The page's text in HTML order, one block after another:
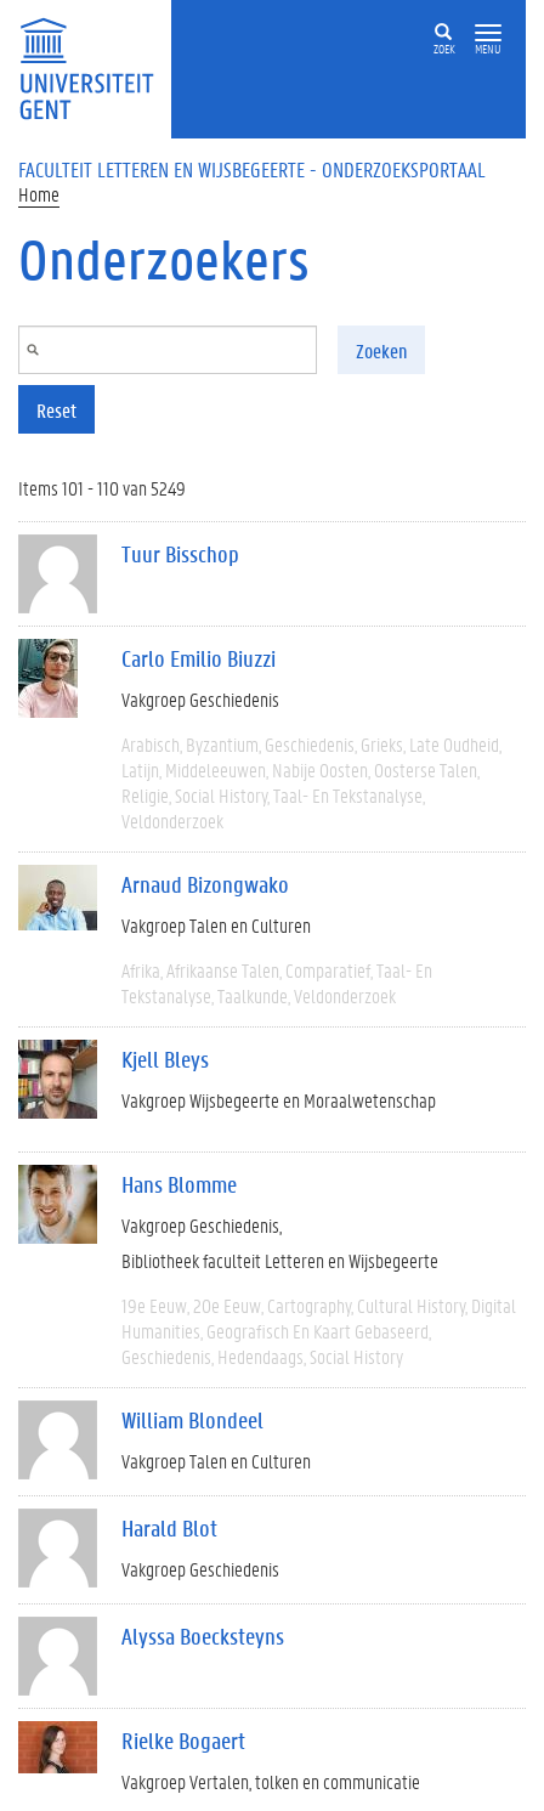
Overslaan en naar de inhoud gaan
ZOEK MENU
FACULTEIT LETTEREN EN WIJSBEGEERTE - ONDERZOEKSPORTAAL
Home
Onderzoekers
Zoeken
Reset
Items 101 - 110 van 5249
Tuur Bisschop
Carlo Emilio Biuzzi
Vakgroep Geschiedenis
Arabisch Byzantium Geschiedenis Grieks Late Oudheid
Latijn Middeleeuwen Nabije Oosten Oosterse Talen
Religie Social History Taal- En Tekstanalyse
Veldonderzoek
Arnaud Bizongwako
Vakgroep Talen en Culturen
Afrika Afrikaanse Talen Comparatief Taal- En
Tekstanalyse Taalkunde Veldonderzoek
Kjell Bleys
Vakgroep Wijsbegeerte en Moraalwetenschap
Hans Blomme
Vakgroep Geschiedenis
Bibliotheek faculteit Letteren en Wijsbegeerte
19e Eeuw 20e Eeuw Cartography Cultural History Digital
Humanities Geografisch En Kaart Gebaseerd
Geschiedenis Hedendaags Social History
William Blondeel
Vakgroep Talen en Culturen
Harald Blot
Vakgroep Geschiedenis
Alyssa Boecksteyns
Rielke Bogaert
Vakgroep Vertalen, tolken en communicatie